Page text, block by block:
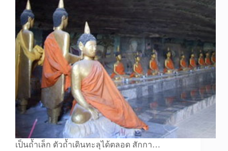
เป็นถ้ำเล็ก ตัวถ้ำเดินทะลุได้ตลอด สักกา…